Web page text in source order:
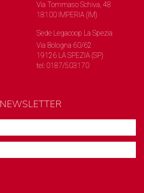
Via Tommaso Schiva, 48
18100 IMPERIA (IM)
Sede Legacoop La Spezia
Via Bologna 60/62
19126 LA SPEZIA (SP)
tel: 0187/503170
NEWSLETTER